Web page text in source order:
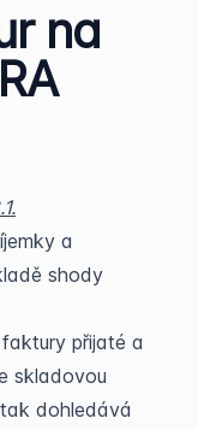
na
a
shody
přijaté a
skladovou
dohledává